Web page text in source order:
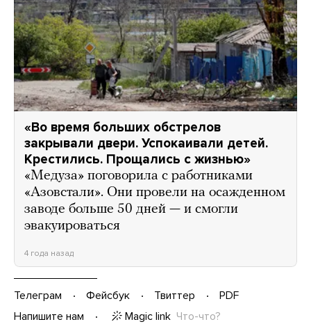
«Во время больших обстрелов
закрывали двери. Успокаивали детей.
Крестились. Прощались с жизнью»
«Медуза» поговорила с работниками
«Азовстали». Они провели на осажденном
заводе больше 50 дней — и смогли
эвакуироваться
4 года назад
Телеграм Фейсбук Твиттер
PDF
Напишите нам
Magic link Что-что?